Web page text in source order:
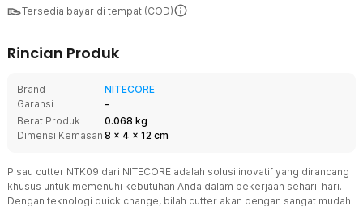
Tersedia bayar di tempat (COD)
Rincian Produk
Brand
NITECORE
Garansi
-
Berat Produk
0.068 kg
Dimensi Kemasan 8 x 4 x 12 cm
Pisau cutter NTK09 dari NITECORE adalah solusi inovatif yang dirancang
khusus untuk memenuhi kebutuhan Anda dalam pekerjaan sehari-hari.
Dengan teknologi quick change, bilah cutter akan dengan sangat mudah